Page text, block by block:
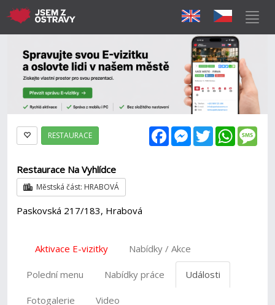
FacebookMessenger
Twitter
RESTAURACE
Restaurace Na Vyhlídce
Městská část: HRABOVÁ
Paskovská 217/183, Hrabová
Aktivace E-vizitky Nabídky / Akce
Polední menu Nabídky práce Události
Fotogalerie Video